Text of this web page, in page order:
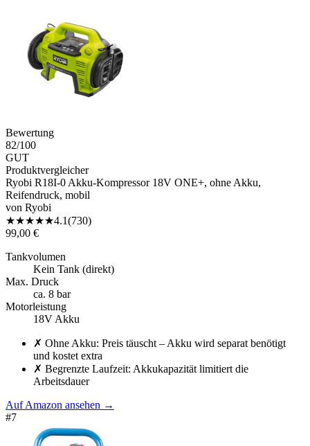
Bewertung
82/100
GUT
Produktvergleicher
Ryobi R18I-0 Akku-Kompressor 18V ONE+, ohne Akku,
Reifendruck, mobil
von Ryobi
★★★★★4.1(730)
99,00 €
Tankvolumen
Kein Tank (direkt)
Max. Druck
ca. 8 bar
Motorleistung
18V Akku
✗ Ohne Akku: Preis täuscht – Akku wird separat benötigt
und kostet extra
✗ Begrenzte Laufzeit: Akkukapazität limitiert die
Arbeitsdauer
Auf Amazon ansehen →
#7